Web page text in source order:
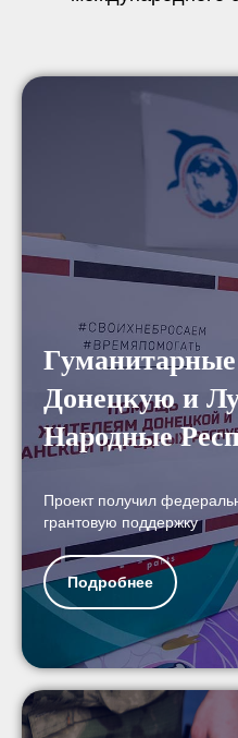
Донецкую и
Народные
Проект получил
грантовую поддержку
Подробнее